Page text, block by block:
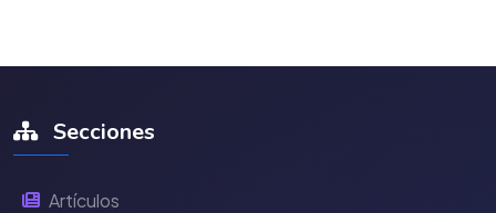
Secciones
Artículos